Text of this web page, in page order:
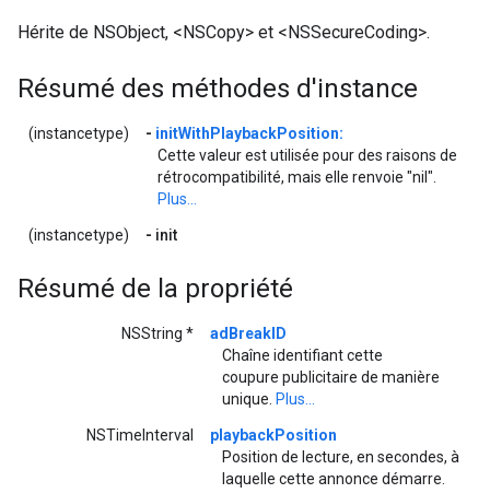
Hérite de NSObject, <NSCopy> et <NSSecureCoding>.
Résumé des méthodes d'instance
(instancetype) - initWithPlaybackPosition:
Cette valeur est utilisée pour des raisons de
rétrocompatibilité, mais elle renvoie "nil".
Plus...
(instancetype) - init
Résumé de la propriété
NSString *
adBreakID
Chaîne identifiant cette
coupure publicitaire de manière
unique. Plus...
NSTimeInterval
playbackPosition
Position de lecture, en secondes, à
laquelle cette annonce démarre.